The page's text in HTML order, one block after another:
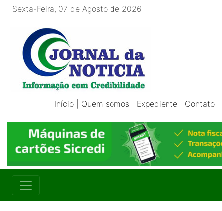
Sexta-Feira, 07 de Agosto de 2026
Início Quem somos Expediente Contato